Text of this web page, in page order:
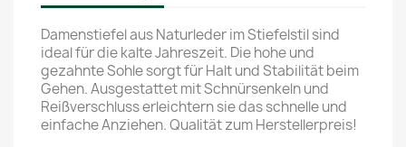
Damenstiefel aus Naturleder im Stiefelstil sind
ideal für die kalte Jahreszeit. Die hohe und
gezahnte Sohle sorgt für Halt und Stabilität beim
Gehen. Ausgestattet mit Schnürsenkeln und
Reißverschluss erleichtern sie das schnelle und
einfache Anziehen. Qualität zum Herstellerpreis!